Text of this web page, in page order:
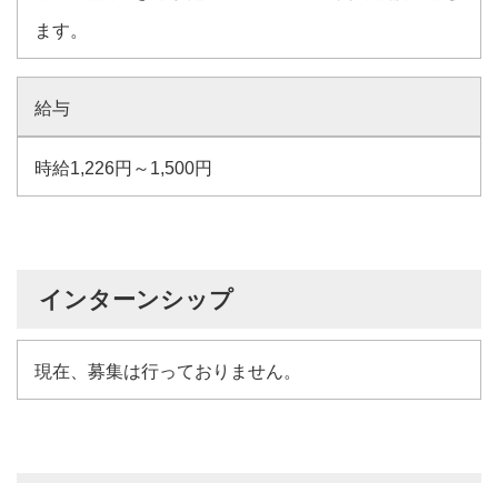
ます。
給与
時給1,226円～1,500円
インターンシップ
現在、募集は行っておりません。